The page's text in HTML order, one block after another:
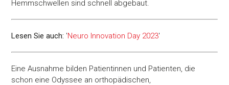
Hemmschwellen sind schnell abgebaut.
Lesen Sie auch: 'Neuro Innovation Day 2023'
Eine Ausnahme bilden Patientinnen und Patienten, die
schon eine Odyssee an orthopädischen,